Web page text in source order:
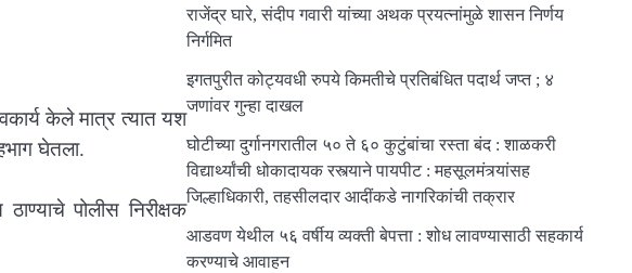
केले मात्र त्यात यश
घेतला.
पोलीस निरीक्षक
राजेंद्र घारे, संदीप गवारी यांच्या अथक प्रयत्नांमुळे शासन निर्णय
निर्गमित
इगतपुरीत कोट्यवधी रुपये किमतीचे प्रतिबंधित पदार्थ जप्त ; ४
जणांवर गुन्हा दाखल
घोटीच्या दुर्गानगरातील ५० ते ६० कुटुंबांचा रस्ता बंद : शाळकरी
विद्यार्थ्यांची धोकादायक रस्त्याने पायपीट : महसूलमंत्र्यांसह
जिल्हाधिकारी, तहसीलदार आदींकडे नागरिकांची तक्रार
आडवण येथील ५६ वर्षीय व्यक्ती बेपत्ता : शोध लावण्यासाठी सहकार्य
करण्याचे आवाहन